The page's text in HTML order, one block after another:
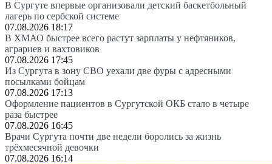
В Сургуте впервые организовали детский баскетбольный
лагерь по сербской системе
07.08.2026 18:17
В ХМАО быстрее всего растут зарплаты у нефтяников,
аграриев и вахтовиков
07.08.2026 17:45
Из Сургута в зону СВО уехали две фуры с адресными
посылками бойцам
07.08.2026 17:13
Оформление пациентов в Сургутской ОКБ стало в четыре
раза быстрее
07.08.2026 16:45
Врачи Сургута почти две недели боролись за жизнь
трёхмесячной девочки
07.08.2026 16:14